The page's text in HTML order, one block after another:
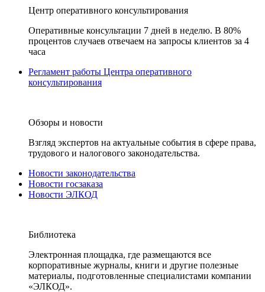
Центр оперативного консультирования
Оперативные консультации 7 дней в неделю. В 80%
процентов случаев отвечаем на запросы клиентов за 4
часа
Регламент работы Центра оперативного
консультирования
Обзоры и новости
Взгляд экспертов на актуальные события в сфере права,
трудового и налогового законодательства.
Новости законодательства
Новости госзаказа
Новости ЭЛКОД
Библиотека
Электронная площадка, где размещаются все
корпоративные журналы, книги и другие полезные
материалы, подготовленные специалистами компании
«ЭЛКОД».